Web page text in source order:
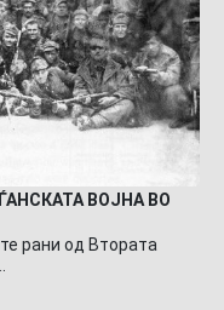
ВОЈНА ВО
рани од Втората